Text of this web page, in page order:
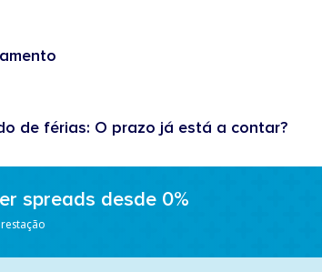
de férias: O prazo já está a contar?
spreads desde 0%